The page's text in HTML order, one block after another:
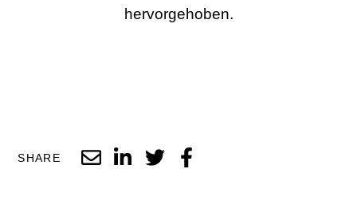
hervorgehoben.
SHARE